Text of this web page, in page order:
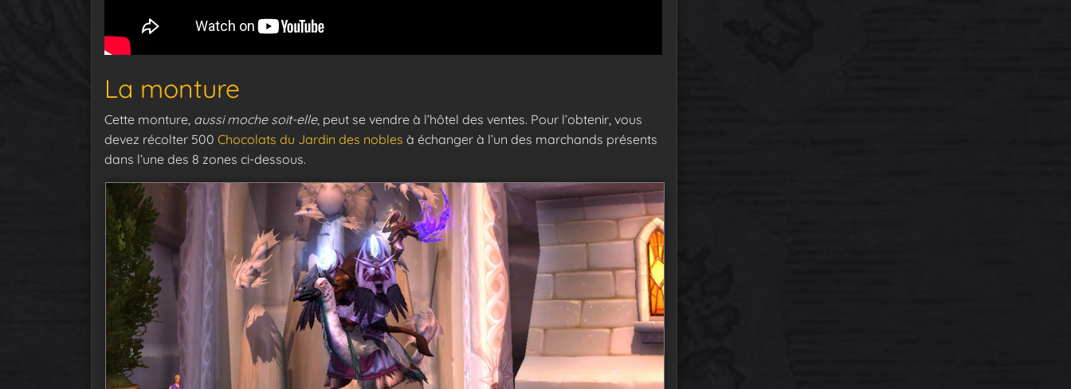
La monture
Cette monture, aussi moche soit-elle, peut se vendre à l’hôtel des ventes. Pour l’obtenir, vous
devez récolter 500 Chocolats du Jardin des nobles à échanger à l’un des marchands présents
dans l’une des 8 zones ci-dessous.